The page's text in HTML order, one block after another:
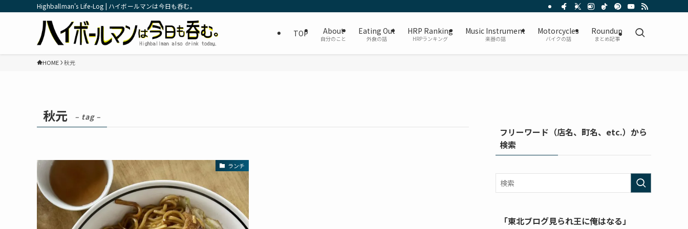
Highballman's Life-Log | ハイボールマンは今日も呑む。
TOP About
自分のこと
Eating Out
外食の話
HRP Ranking
HRPランキング
Music Instrument
楽器の話
Motorcycles
バイクの話
Roundup
まとめ記事
HOME 秋元
秋元 – tag –
ランチ
フリーワード（店名、町名、etc.）から
検索
「東北ブログ見られ王に俺はなる」